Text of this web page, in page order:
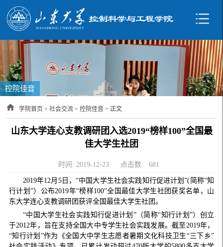
控院佳音
学院首页 >社会交流 >控院佳音 > 正文
山东大学连心支教调研团入选2019“榜样100”全国最
佳大学生社团
时间: 2019-12-23 点击数: 681
2019年12月 5日，“中国大学生社会实践知行促进计划”(简称“知
行计划”）公布2019年“榜样100”全国最佳大学生社团获奖名单，山
东大学连心支教调研团获评全国最佳大学生社团。
“中国大学生社会实践知行促进计划”（简称“知行计划”）创立
于2012年，旨在支持全国大中专学生社会实践发展。截至 2019年，
“知行计划”作为《全国大中学生志愿者暑期文化科技卫生“三下乡”